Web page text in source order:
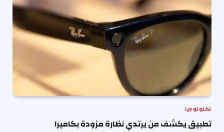
تكنولوجيا
تطبيق يكشف من يرتدي نظارة مزودة بكاميرا